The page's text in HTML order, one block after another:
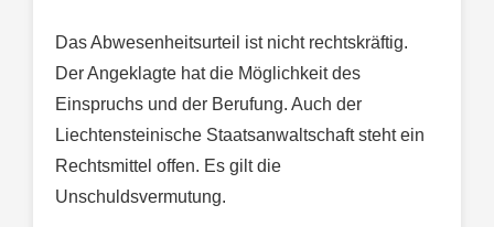
Das Abwesenheitsurteil ist nicht rechtskräftig.
Der Angeklagte hat die Möglichkeit des
Einspruchs und der Berufung. Auch der
Liechtensteinische Staatsanwaltschaft steht ein
Rechtsmittel offen. Es gilt die
Unschuldsvermutung.